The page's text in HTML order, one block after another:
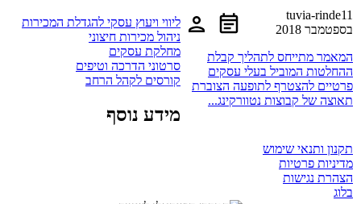
tuvia-rinde11
בספטמבר 2018
המאמר מתייחס לתהליך קבלת
ההחלטות המוביל בעלי עסקים
פרטיים להצטרף לתופעה הצוברת
תאוצה של קבוצות נטוורקינג...
ליווי ויעוץ עסקי להגדלת המכירות
ניהול מכירות חיצוני
מחלקת עסקים
סרטוני הדרכה וטיפים
קורסים לקהל הרחב
מידע נוסף
תקנון ותנאי שימוש
מדיניות פרטיות
הצהרת נגישות
בלוג